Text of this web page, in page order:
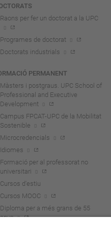
Raons per fer un doctorat a la UPC
Programes de doctorat
Doctorats industrials
PERMANENT
Màsters i postgraus. UPC School of
Professional and Executive
Development
Campus FPCAT-UPC de la Mobilitat
Sostenible
Microcredencials
Idiomes
Formació per al professorat no
universitari
Cursos d'estiu
Cursos MOOC
Diploma per a més grans de 55
anys